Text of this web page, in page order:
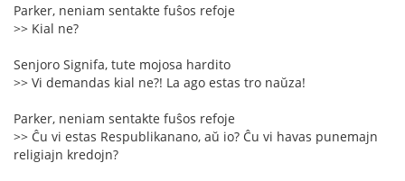
Parker, neniam sentakte fuŝos refoje
>> Kial ne?
Senjoro Signifa, tute mojosa hardito
>> Vi demandas kial ne?! La ago estas tro naŭza!
Parker, neniam sentakte fuŝos refoje
>> Ĉu vi estas Respublikanano, aŭ io? Ĉu vi havas punemajn
religiajn kredojn?